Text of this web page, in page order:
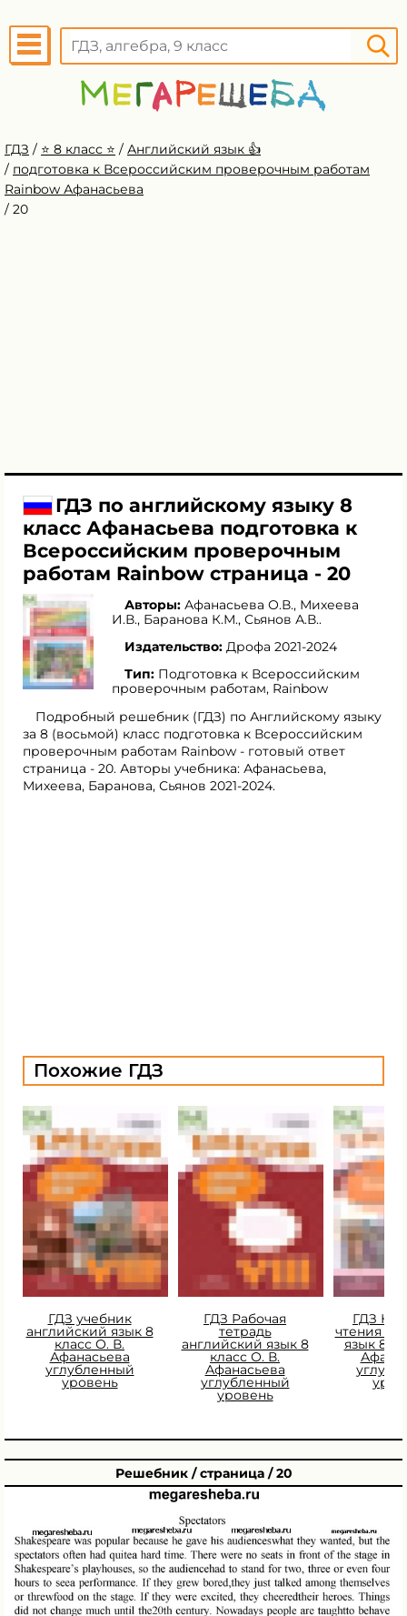
ГДЗ / ⭐️ 8 класс ⭐️ / Английский язык 👍
/ подготовка к Всероссийским проверочным работам
Rainbow Афанасьева
/ 20
ГДЗ по английскому языку 8
класс Афанасьева подготовка к
Всероссийским проверочным
работам Rainbow страница - 20
Авторы: Афанасьева О.В., Михеева
И.В., Баранова К.М., Сьянов А.В..
Издательство: Дрофа 2021-2024
Тип: Подготовка к Всероссийским
проверочным работам, Rainbow
Подробный решебник (ГДЗ) по Английскому языку
за 8 (восьмой) класс подготовка к Всероссийским
проверочным работам Rainbow - готовый ответ
страница - 20. Авторы учебника: Афанасьева,
Михеева, Баранова, Сьянов 2021-2024.
Похожие ГДЗ
ГДЗ учебник
английский язык 8
класс О. В.
Афанасьева
углубленный
уровень
ГДЗ Рабочая
тетрадь
английский язык 8
класс О. В.
Афанасьева
углубленный
уровень
ГДЗ
чтения
язык 8
Решебник / страница / 20